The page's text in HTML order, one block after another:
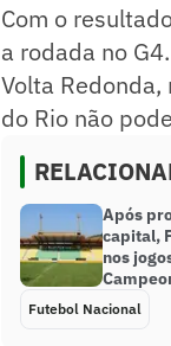
Com o
a rodada no
Volta
do Rio não
Após
capital,
nos
Futebol Nacional